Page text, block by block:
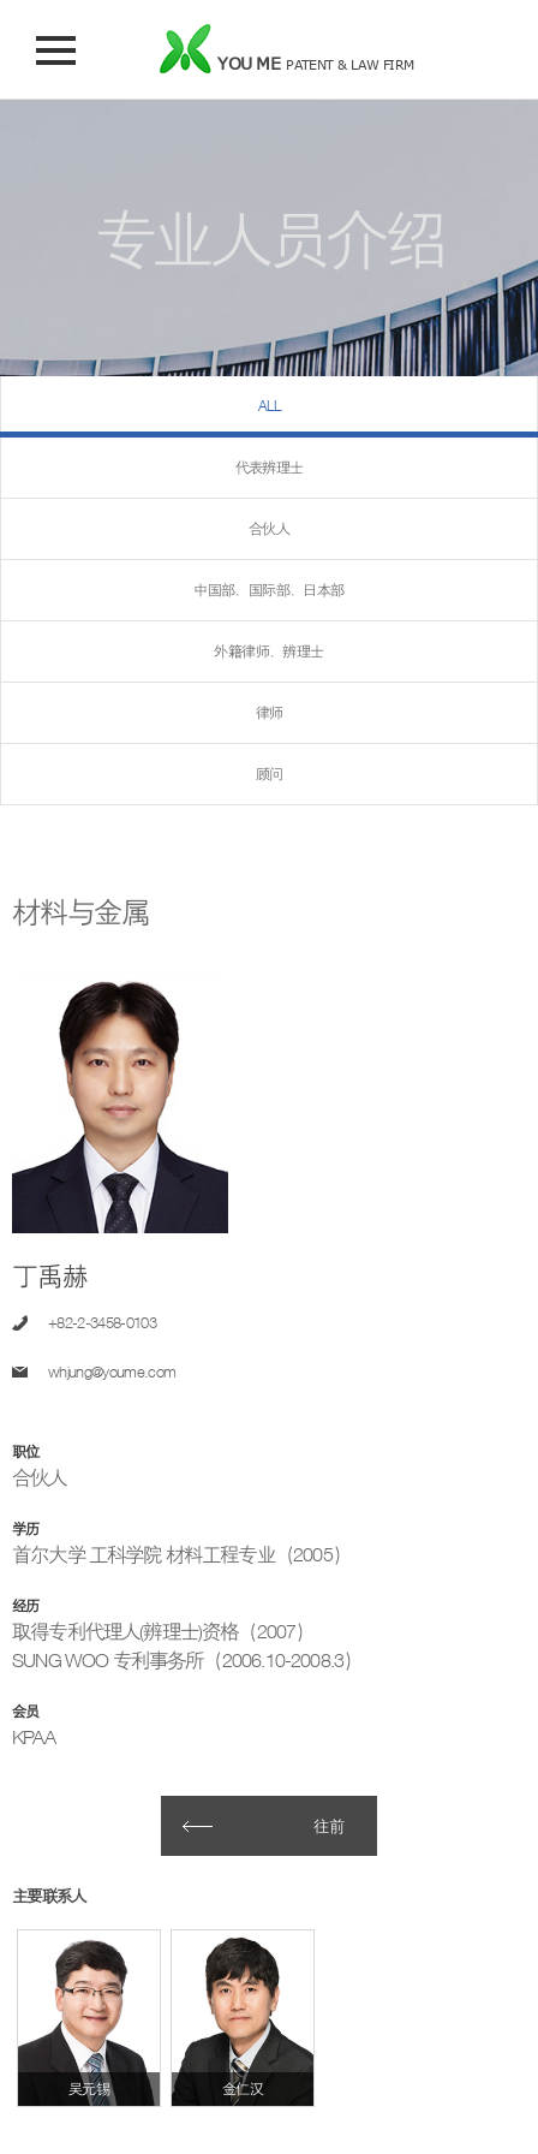
YOU ME PATENT & LAW FIRM
专业人员介绍
ALL
代表辨理士
合伙人
中国部、国际部、日本部
外籍律师、辨理士
律师
顾问
材料与金属
丁禹赫
+82-2-3458-0103
whjung@youme.com
职位
合伙人
学历
首尔大学 工科学院 材料工程专业（2005）
经历
取得专利代理人(辨理士)资格（2007）
SUNG WOO 专利事务所（2006.10-2008.3）
会员
KPAA
往前
主要联系人
吴元锡 金仁汉